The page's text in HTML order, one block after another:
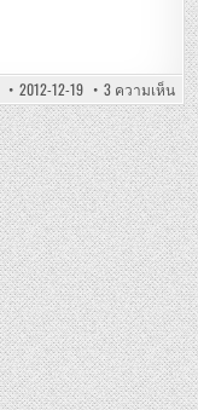
2012-12-19 3 ความเห็นบน
–
LED
MINI
AND
–
หล
ไฟ
แอ
ล
อี
ดี
ปา
แล
เอ
ลวิ
เพ